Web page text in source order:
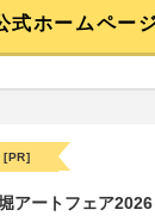
式ホームペー
[PR]
アートフェア2026